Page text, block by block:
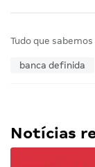
Tudo que
banca definida
Notícias